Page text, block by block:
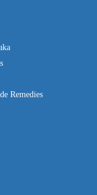
Remedies